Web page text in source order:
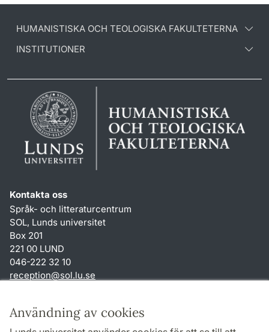
Användning av cookies
HUMANISTISKA OCH TEOLOGISKA FAKULTETERNA
INSTITUTIONER
Kontakta oss
Språk- och litteraturcentrum
SOL, Lunds universitet
Box 201
221 00 LUND
046-222 32 10
reception@sol.lu.se
Genvägar
Om webbplatsen och cookies